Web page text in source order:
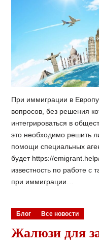
При иммиграции в
вопросов, без решения
интегрироваться в
это необходимо решить
помощи специальных
будет https://
известность по работе с
при иммиграции…
Блог Все новости
Жалюзи для